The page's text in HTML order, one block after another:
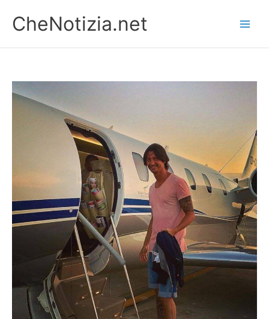
contenuto
CheNotizia.net